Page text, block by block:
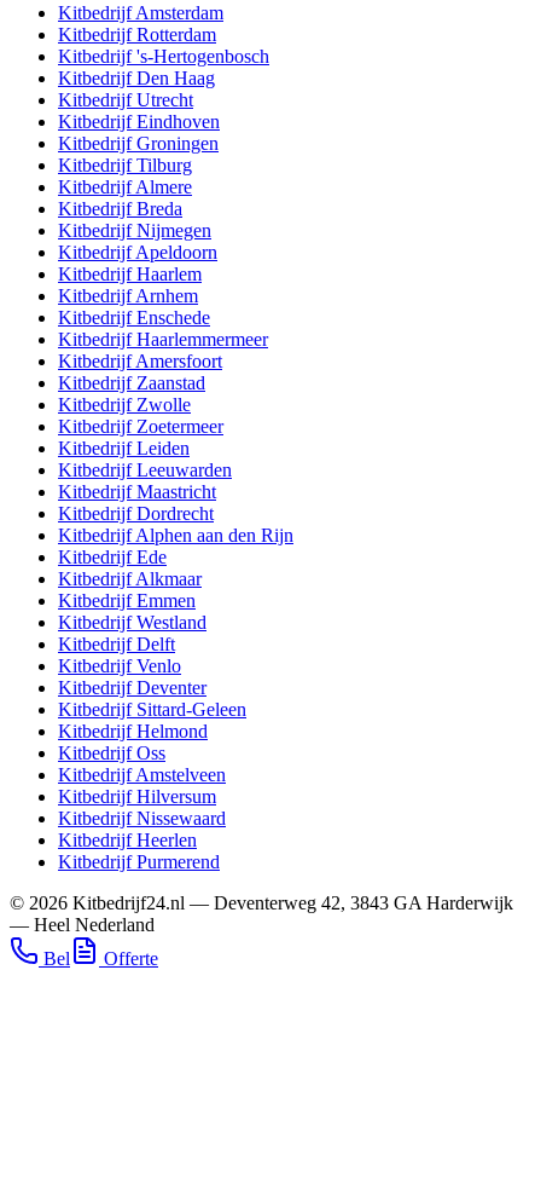
KitbedrijfAmsterdam
KitbedrijfRotterdam
Kitbedrijf's-Hertogenbosch
KitbedrijfDen Haag
KitbedrijfUtrecht
KitbedrijfEindhoven
KitbedrijfGroningen
KitbedrijfTilburg
KitbedrijfAlmere
KitbedrijfBreda
KitbedrijfNijmegen
KitbedrijfApeldoorn
KitbedrijfHaarlem
KitbedrijfArnhem
KitbedrijfEnschede
KitbedrijfHaarlemmermeer
KitbedrijfAmersfoort
Kitbedrijf Zaanstad
Kitbedrijf Zwolle
Kitbedrijf Zoetermeer
KitbedrijfLeiden
KitbedrijfLeeuwarden
KitbedrijfMaastricht
KitbedrijfDordrecht
KitbedrijfAlphen aan den Rijn
KitbedrijfEde
KitbedrijfAlkmaar
KitbedrijfEmmen
KitbedrijfWestland
KitbedrijfDelft
KitbedrijfVenlo
KitbedrijfDeventer
Kitbedrijf Sittard-Geleen
KitbedrijfHelmond
KitbedrijfOss
KitbedrijfAmstelveen
KitbedrijfHilversum
KitbedrijfNissewaard
KitbedrijfHeerlen
KitbedrijfPurmerend
© 2026 Kitbedrijf24.nl — Deventerweg 42, 3843 GA Harderwijk
— Heel Nederland
Bel
Offerte